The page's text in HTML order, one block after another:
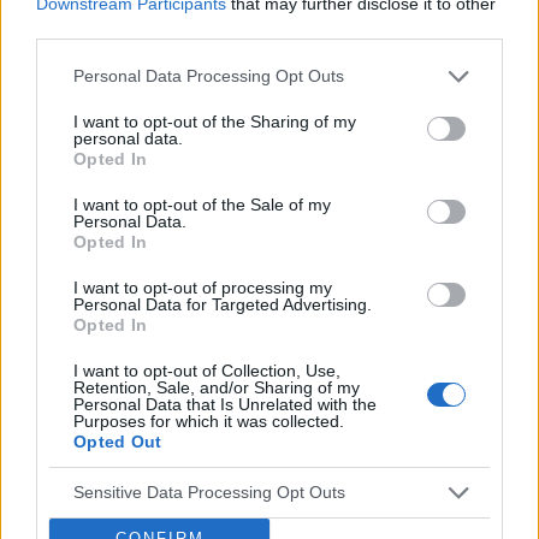
Personal Data Processing Opt Outs
I want to opt-out of the Sharing of my
personal data.
Opted In
I want to opt-out of the Sale of my
Personal Data.
Opted In
I want to opt-out of processing my
Personal Data for Targeted Advertising.
Opted In
I want to opt-out of Collection, Use,
Retention, Sale, and/or Sharing of my
Personal Data that Is Unrelated with the
Purposes for which it was collected.
Opted Out
Sensitive Data Processing Opt Outs
Pieczenie języka: przyczyną może być gorący
Reklama: